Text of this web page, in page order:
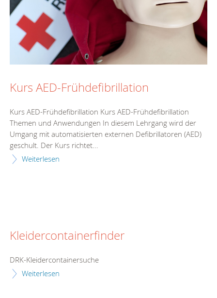
Kurs AED-Frühdefibrillation
Kurs AED-Frühdefibrillation Kurs AED-Frühdefibrillation
Themen und Anwendungen In diesem Lehrgang wird der
Umgang mit automatisierten externen Defibrillatoren (AED)
geschult. Der Kurs richtet...
Weiterlesen
Kleidercontainerfinder
DRK-Kleidercontainersuche
Weiterlesen